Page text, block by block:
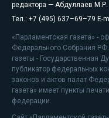
редактора — Абдуллаев М.Р.
Тел.: +7 (495) 637–69–79 E-
«Парламентская газета» -
Федерального Собрания
газеты - Государственная
публикатор федеральных
законов и актов палат
газета» имеет пункты
федерации.